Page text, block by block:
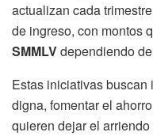
actualizan cada
de ingreso, con montos
SMMLVdependiendo
Estas iniciativas
digna, fomentar el
quieren dejar el